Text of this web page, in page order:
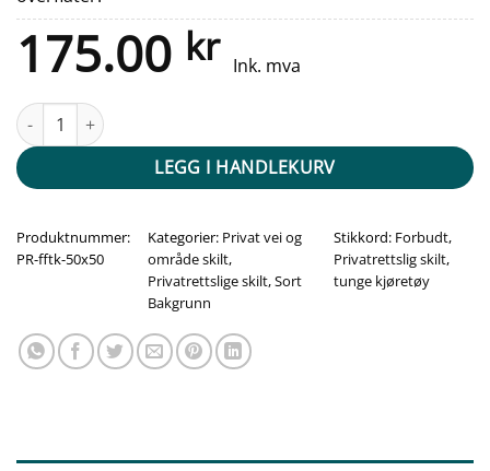
175.00 kr Ink. mva
Privat område - Forbudt for tunge kjøretøy - 500x500mm antall
LEGG I HANDLEKURV
Produktnummer:
PR-fftk-50x50
Kategorier: Privat vei og
område skilt,
Privatrettslige skilt,Sort
Bakgrunn
Stikkord: Forbudt,
Privatrettslig skilt,
tunge kjøretøy